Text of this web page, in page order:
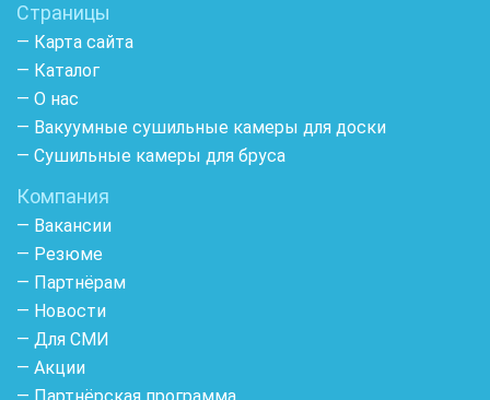
Страницы
— Карта сайта
— Каталог
— О нас
— Вакуумные сушильные камеры для доски
— Сушильные камеры для бруса
Компания
— Вакансии
— Резюме
— Партнёрам
— Новости
— Для СМИ
— Акции